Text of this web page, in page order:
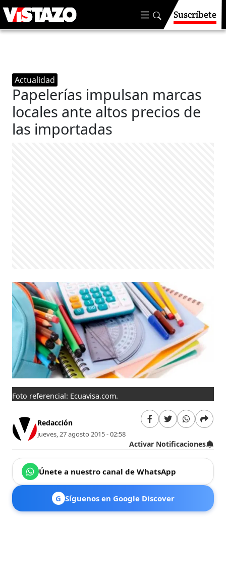
Suscríbete
Actualidad
Papelerías impulsan marcas
locales ante altos precios de
las importadas
Foto referencial: Ecuavisa.com.
Redacción
jueves, 27 agosto 2015 - 02:58
Activar Notificaciones
Únete a nuestro canal de WhatsApp
G Síguenos en Google Discover